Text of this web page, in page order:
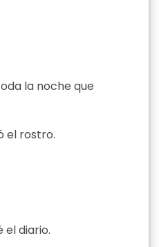
la noche que
el rostro.
el diario.